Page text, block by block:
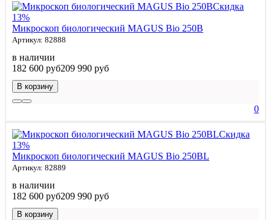
Скидка
13%
Микроскоп биологический MAGUS Bio 250B
Артикул: 82888
в наличии
182 600 руб209 990 руб
В корзину
0
Скидка
13%
Микроскоп биологический MAGUS Bio 250BL
Артикул: 82889
в наличии
182 600 руб209 990 руб
В корзину